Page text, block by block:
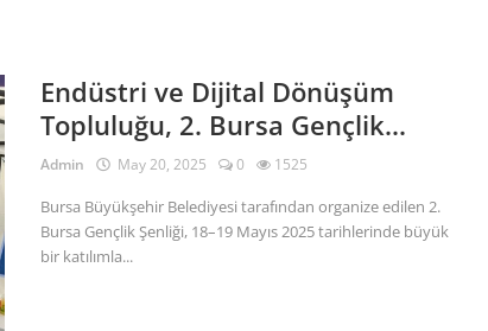
Endüstri ve Dijital Dönüşüm
Topluluğu, 2. Bursa Gençlik...
Admin May 20, 2025 0 1525
Bursa Büyükşehir Belediyesi tarafından organize edilen 2.
Bursa Gençlik Şenliği, 18–19 Mayıs 2025 tarihlerinde büyük
bir katılımla...